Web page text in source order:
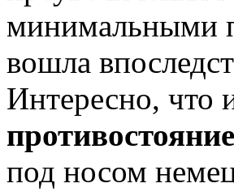
минимальными
вошла
Интересно, что
под носом